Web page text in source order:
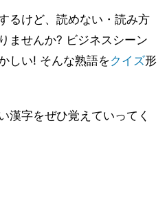
るけど、読めない・読み方
ませんか? ビジネスシーン
しい! そんな熟語をクイズ形
漢字をぜひ覚えていってく